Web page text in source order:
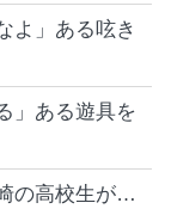
よ」ある呟き
」ある遊具を
の高校生が…